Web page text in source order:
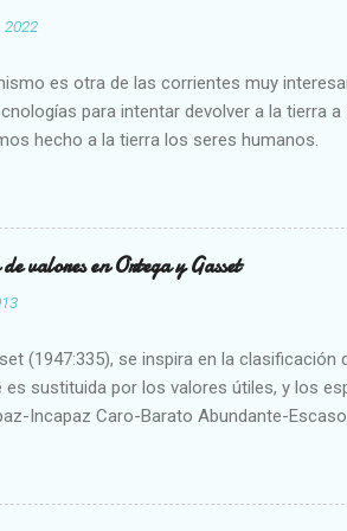
2022
es otra de las corrientes muy
para intentar devolver a la tierra
hecho a la tierra los seres humanos.
valores en Ortega y Gasset
(1947:335), se inspira en la clasificación
es sustituida por los valores útiles, y los
Incapaz Caro-Barato Abundante-
Evidente-Probable,etc b) Morales Bueno-
Leal-Desleal,etc. d) Estéticos